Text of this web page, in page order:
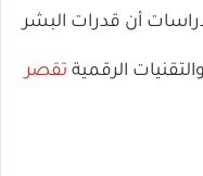
أن قدرات البشر
الرقمية تقصر